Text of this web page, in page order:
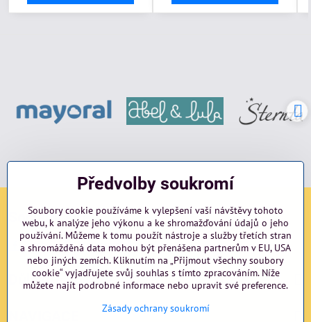
Sociální sítě
Facebook Instagram blog
Důležité odkazy
Předvolby soukromí
Soubory cookie používáme k vylepšení vaší návštěvy tohoto
webu, k analýze jeho výkonu a ke shromažďování údajů o jeho
používání. Můžeme k tomu použít nástroje a služby třetích stran
a shromážděná data mohou být přenášena partnerům v EU, USA
nebo jiných zemích. Kliknutím na „Přijmout všechny soubory
cookie“ vyjadřujete svůj souhlas s tímto zpracováním. Níže
můžete najít podrobné informace nebo upravit své preference.
Zásady ochrany soukromí